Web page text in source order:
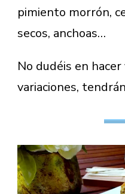
pimiento morrón,
secos, anchoas…
No dudéis en
variaciones,